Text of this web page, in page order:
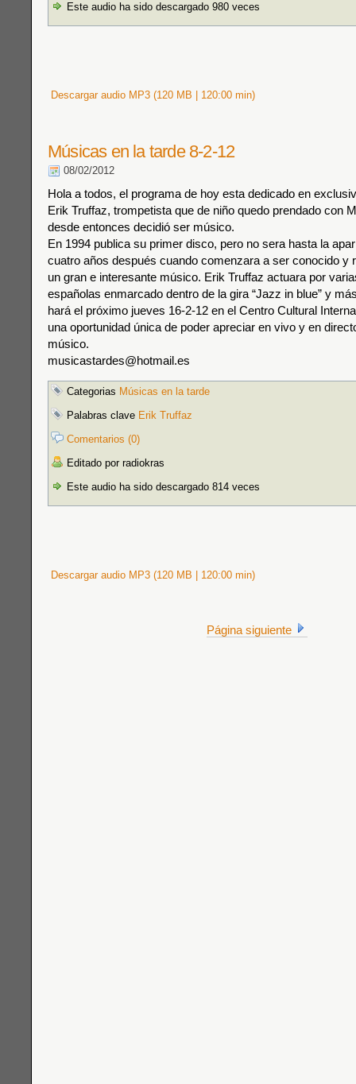
Este audio ha sido descargado 980 veces
Descargar audio MP3 (120 MB | 120:00 min)
Músicas en la tarde 8-2-12
08/02/2012
Hola a todos, el programa de hoy esta dedicado en
Erik Truffaz, trompetista que de niño quedo prendado con
desde entonces decidió ser músico.
En 1994 publica su primer disco, pero no sera hasta la
cuatro años después cuando comenzara a ser conocido y
un gran e interesante músico. Erik Truffaz actuara por
españolas enmarcado dentro de la gira “Jazz in blue” y
hará el próximo jueves 16-2-12 en el Centro Cultural
una oportunidad única de poder apreciar en vivo y en
músico.
musicastardes@hotmail.es
Categorias Músicas en la tarde
Palabras clave Erik Truffaz
Comentarios (0)
Editado por radiokras
Este audio ha sido descargado 814 veces
Descargar audio MP3 (120 MB | 120:00 min)
Página siguiente